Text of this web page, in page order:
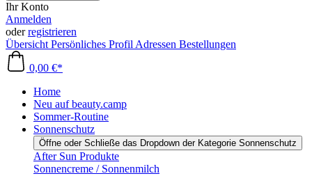
Ihr Konto
Anmelden
oderregistrieren
Übersicht Persönliches Profil Adressen Bestellungen
0,00 €*
Home
Neu auf beauty.camp
Sommer-Routine
Sonnenschutz
Öffne oder Schließe das Dropdown der Kategorie Sonnenschutz
After Sun Produkte
Sonnencreme / Sonnenmilch